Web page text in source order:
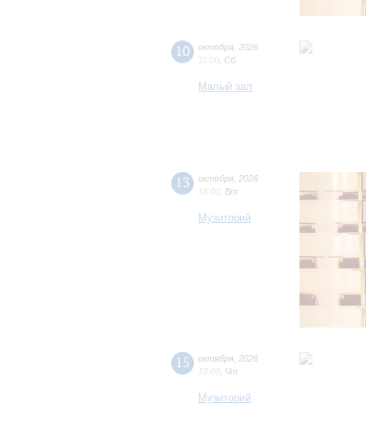
10 октября 2026
11:00 Сб
Малый зал
13 октября 2026
18:00 Вт
Музиторий
15 октября 2026
18:00 Чт
Музиторий